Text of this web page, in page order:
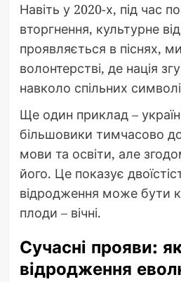
Навіть у 2020-х, під час
вторгнення, культурне
проявляється в піснях,
волонтерстві, де нація
навколо спільних
Ще один приклад –
більшовики тимчасово
мови та освіти, але
його. Це показує
відродження може бути
плоди – вічні.
Сучасні прояви:
відродження